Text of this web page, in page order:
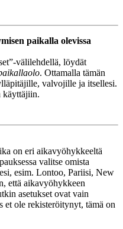
paikalla olevissa
välilehdellä, löydät
. Ottamalla tämän
valvojille ja itsellesi.
käyttäjiin.
on eri aikavyöhykkeeltä
valitse omista
esim. Lontoo, Pariisi, New
että aikavyöhykkeen
asetukset ovat vain
et ole rekisteröitynyt, tämä on